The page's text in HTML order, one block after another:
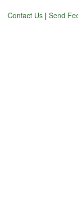
Contact Us | Send